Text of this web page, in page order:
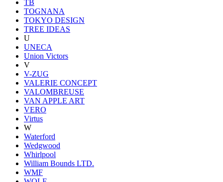
TB
TOGNANA
TOKYO DESIGN
TREE IDEAS
U
UNECA
Union Victors
V
V-ZUG
VALERIE CONCEPT
VALOMBREUSE
VAN APPLE ART
VERO
Virtus
W
Waterford
Wedgwood
Whirlpool
William Bounds LTD.
WMF